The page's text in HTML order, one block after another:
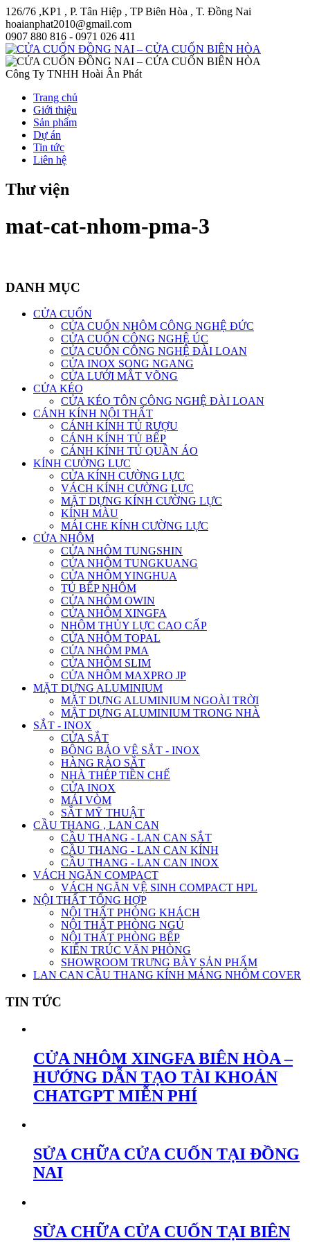
126/76 ,KP1 , P. Tân Hiệp , TP Biên Hòa , T. Đồng Nai
hoaianphat2010@gmail.com
0907 880 816 - 0971 026 411
Công Ty TNHH Hoài Ân Phát
Trang chủ
Giới thiệu
Sản phẩm
Dự án
Tin tức
Liên hệ
Thư viện
mat-cat-nhom-pma-3
DANH MỤC
CỬA CUỐN
CỬA CUỐN NHÔM CÔNG NGHỆ ĐỨC
CỬA CUỐN CÔNG NGHỆ ÚC
CỬA CUỐN CÔNG NGHỆ ĐÀI LOAN
CỬA INOX SONG NGANG
CỬA LƯỚI MẮT VÕNG
CỬA KÉO
CỬA KÉO TÔN CÔNG NGHỆ ĐÀI LOAN
CÁNH KÍNH NỘI THẤT
CÁNH KÍNH TỦ RƯỢU
CÁNH KÍNH TỦ BẾP
CÁNH KÍNH TỦ QUẦN ÁO
KÍNH CƯỜNG LỰC
CỬA KÍNH CƯỜNG LỰC
VÁCH KÍNH CƯỜNG LỰC
MẶT DỰNG KÍNH CƯỜNG LỰC
KÍNH MÀU
MÁI CHE KÍNH CƯỜNG LỰC
CỬA NHÔM
CỬA NHÔM TUNGSHIN
CỬA NHÔM TUNGKUANG
CỬA NHÔM YINGHUA
TỦ BẾP NHÔM
CỬA NHÔM OWIN
CỬA NHÔM XINGFA
NHÔM THỦY LỰC CAO CẤP
CỬA NHÔM TOPAL
CỬA NHÔM PMA
CỬA NHÔM SLIM
CỬA NHÔM MAXPRO JP
MẶT DỰNG ALUMINIUM
MẶT DỰNG ALUMINIUM NGOÀI TRỜI
MẶT DỰNG ALUMINIUM TRONG NHÀ
SẮT - INOX
CỬA SẮT
BÔNG BẢO VỆ SẮT - INOX
HÀNG RÀO SẮT
NHÀ THÉP TIỀN CHẾ
CỬA INOX
MÁI VÒM
SẮT MỸ THUẬT
CẦU THANG , LAN CAN
CẦU THANG - LAN CAN SẮT
CẦU THANG - LAN CAN KÍNH
CẦU THANG - LAN CAN INOX
VÁCH NGĂN COMPACT
VÁCH NGĂN VỆ SINH COMPACT HPL
NỘI THẤT TỔNG HỢP
NỘI THẤT PHÒNG KHÁCH
NỘI THẤT PHÒNG NGỦ
NỘI THẤT PHÒNG BẾP
KIẾN TRÚC VĂN PHÒNG
SHOWROOM TRƯNG BÀY SẢN PHẨM
LAN CAN CẦU THANG KÍNH MÁNG NHÔM COVER
TIN TỨC
CỬA NHÔM XINGFA BIÊN HÒA –
HƯỚNG DẪN TẠO TÀI KHOẢN
CHATGPT MIỄN PHÍ
SỬA CHỮA CỬA CUỐN TẠI ĐỒNG
NAI
SỬA CHỮA CỬA CUỐN TẠI BIÊN